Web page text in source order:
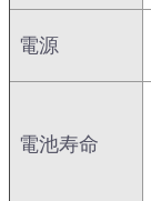
電源
電池寿命